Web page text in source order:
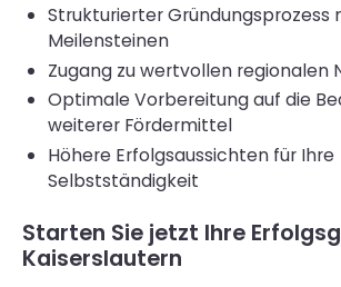
Strukturierter Gründungsprozess
Meilensteinen
Zugang zu wertvollen regionalen
Optimale Vorbereitung auf die
weiterer Fördermittel
Höhere Erfolgsaussichten für Ihre
Selbstständigkeit
Starten Sie jetzt Ihre
Kaiserslautern